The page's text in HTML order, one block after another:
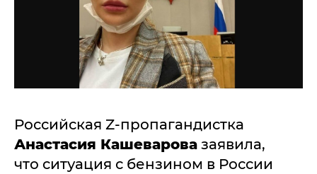
Российская Z-пропагандистка
Анастасия Кашеварова заявила,
что cитуация с бензином в России